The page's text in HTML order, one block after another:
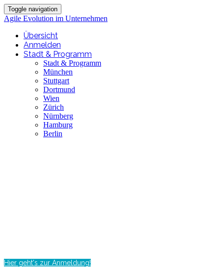
Toggle navigation
Agile Evolution im Unternehmen
Übersicht
Anmelden
Stadt & Programm
Stadt & Programm
München
Stuttgart
Dortmund
Wien
Zürich
Nürnberg
Hamburg
Berlin
Hier geht's zur Anmeldung!